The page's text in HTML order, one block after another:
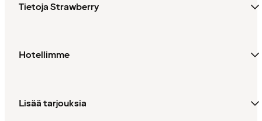
Tietoja Strawberry
Hotellimme
Lisää tarjouksia